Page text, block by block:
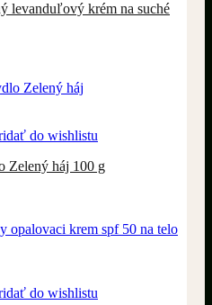
levanduľový krém na suché
do wishlistu
Zelený háj 100 g
do wishlistu